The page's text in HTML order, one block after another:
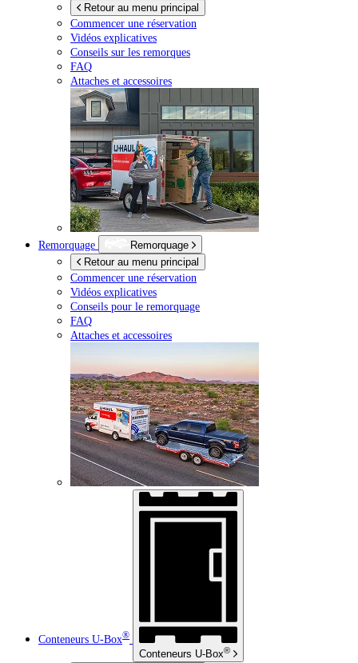
Retour au menu principal
Commencer une réservation
Vidéos explicatives
Conseils sur les remorques
FAQ
Attaches et accessoires
Remorquage
Remorquage
Retour au menu principal
Commencer une réservation
Vidéos explicatives
Conseils pour le remorquage
FAQ
Attaches et accessoires
Conteneurs U-Box®
Conteneurs U-Box®